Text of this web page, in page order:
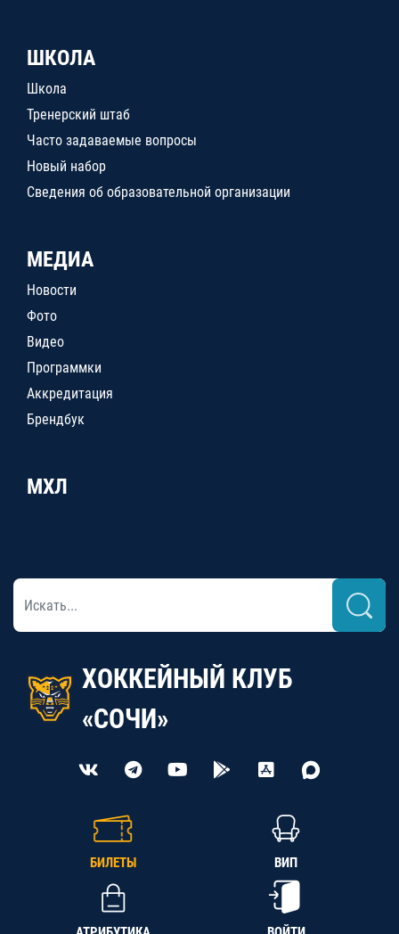
ШКОЛА
Школа
Тренерский штаб
Часто задаваемые вопросы
Новый набор
Сведения об образовательной организации
МЕДИА
Новости
Фото
Видео
Программки
Аккредитация
Брендбук
МХЛ
ХОККЕЙНЫЙ КЛУБ
«СОЧИ»
БИЛЕТЫ ВИП